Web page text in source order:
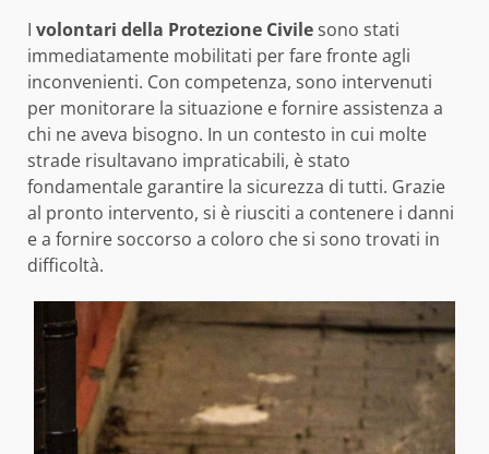
I volontari della Protezione Civilesono stati
immediatamente mobilitati per fare fronte agli
inconvenienti. Con competenza, sono intervenuti
per monitorare la situazione e fornire assistenza a
chi ne aveva bisogno. In un contesto in cui molte
strade risultavano impraticabili, è stato
fondamentale garantire la sicurezza di tutti. Grazie
al pronto intervento, si è riusciti a contenere i danni
e a fornire soccorso a coloro che si sono trovati in
difficoltà.